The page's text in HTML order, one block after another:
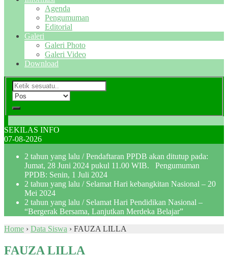
Agenda
Pengumuman
Editorial
Galeri
Galeri Photo
Galeri Video
Download
SEKILAS INFO
07-08-2026
2 tahun yang lalu / Pendaftaran PPDB akan ditutup pada:
Jumat, 28 Juni 2024 pukul 11.00 WIB. Pengumuman
PPDB: Senin, 1 Juli 2024
2 tahun yang lalu / Selamat Hari kebangkitan Nasional – 20
Mei 2024
2 tahun yang lalu / Selamat Hari Pendidikan Nasional –
“Bergerak Bersama, Lanjutkan Merdeka Belajar”
Home › Data Siswa › FAUZA LILLA
FAUZA LILLA